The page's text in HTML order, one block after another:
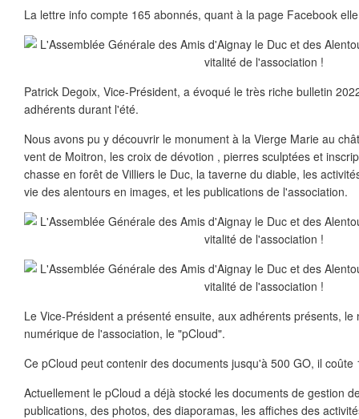
La lettre info compte 165 abonnés, quant à la page Facebook
Patrick Degoix, Vice-Président, a évoqué le très riche bulletin
adhérents durant l'été.
Nous avons pu y découvrir le monument à la Vierge Marie au
vent de Moitron, les croix de dévotion , pierres sculptées et
chasse en forêt de Villiers le Duc, la taverne du diable, les
vie des alentours en images, et les publications de l'association.
Le Vice-Président a présenté ensuite, aux adhérents présents,
numérique de l'association, le "pCloud".
Ce pCloud peut contenir des documents jusqu'à 500 GO, il coûte
Actuellement le pCloud a déjà stocké les documents de gestion
publications, des photos, des diaporamas, les affiches des